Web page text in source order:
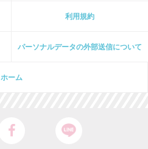
利用規約
パーソナルデータの外部送信について
ホーム